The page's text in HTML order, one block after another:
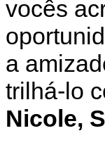
vocês
a
trilhá-lo
Nicole,